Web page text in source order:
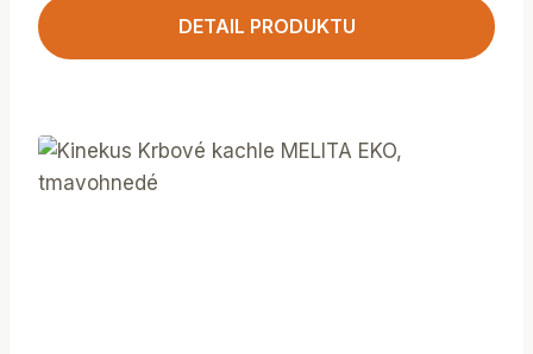
DETAIL PRODUKTU